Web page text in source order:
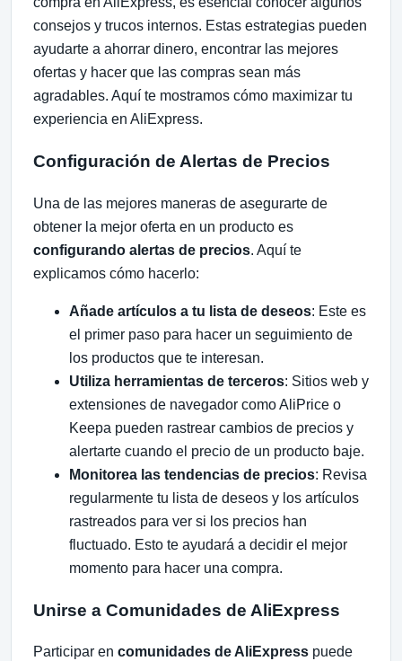
consejos y trucos internos. Estas estrategias pueden
ayudarte a ahorrar dinero, encontrar las mejores
ofertas y hacer que las compras sean más
agradables. Aquí te mostramos cómo maximizar tu
experiencia en AliExpress.
Configuración de Alertas de Precios
Una de las mejores maneras de asegurarte de
obtener la mejor oferta en un producto es
configurando alertas de precios. Aquí te
explicamos cómo hacerlo:
Añade artículos a tu lista de deseos: Este es
el primer paso para hacer un seguimiento de
los productos que te interesan.
Utiliza herramientas de terceros: Sitios web y
extensiones de navegador como AliPrice o
Keepa pueden rastrear cambios de precios y
alertarte cuando el precio de un producto baje.
Monitorea las tendencias de precios: Revisa
regularmente tu lista de deseos y los artículos
rastreados para ver si los precios han
fluctuado. Esto te ayudará a decidir el mejor
momento para hacer una compra.
Unirse a Comunidades de AliExpress
Participar en comunidades de AliExpress puede